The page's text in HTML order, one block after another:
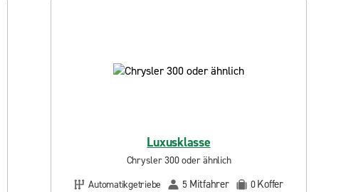
Luxusklasse
Chrysler 300 oder ähnlich
Automatikgetriebe
5 Mitfahrer 0Koffer